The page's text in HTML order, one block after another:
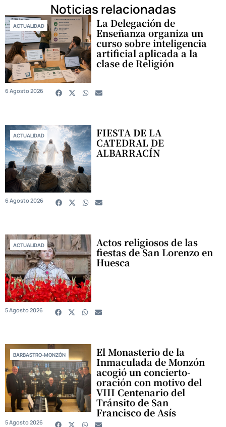
Noticias relacionadas
ACTUALIDAD La Delegación de
Enseñanza organiza un
curso sobre inteligencia
artificial aplicada a la
clase de Religión
6 Agosto 2026
ACTUALIDAD FIESTA DE LA
CATEDRAL DE
ALBARRACÍN
6 Agosto 2026
ACTUALIDAD Actos religiosos de las
fiestas de San Lorenzo en
Huesca
5 Agosto 2026
BARBASTRO-MONZÓN El Monasterio de la
Inmaculada de Monzón
acogió un concierto-
oración con motivo del
VIII Centenario del
Tránsito de San
Francisco de Asís
5 Agosto 2026